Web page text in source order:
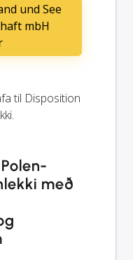
und See
mbH
til Disposition
með